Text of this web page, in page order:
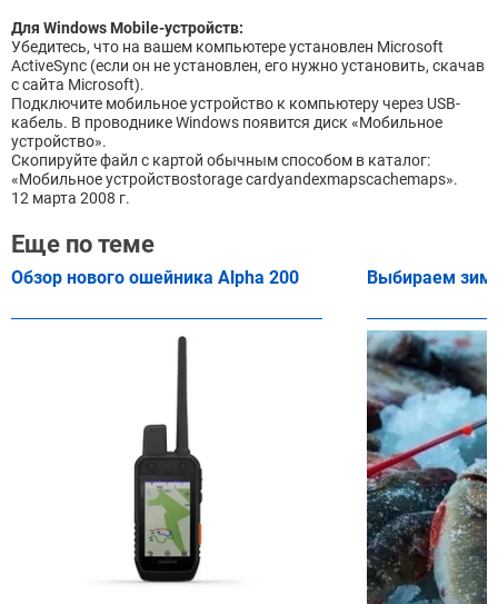
Для Windows Mobile-устройств:
Убедитесь, что на вашем компьютере установлен Microsoft
ActiveSync (если он не установлен, его нужно установить, скачав
с сайта Microsoft).
Подключите мобильное устройство к компьютеру через USB-
кабель. В проводнике Windows появится диск «Мобильное
устройство».
Скопируйте файл с картой обычным способом в каталог:
«Мобильное устройствоstorage cardyandexmapscachemaps».
12 мартa 2008 г.
Еще по теме
Обзор нового ошейника Alpha 200 Выбираем